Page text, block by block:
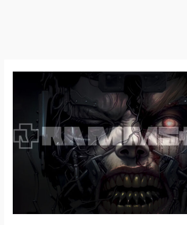
Rammstein
–
Nouvel
reprises
avec